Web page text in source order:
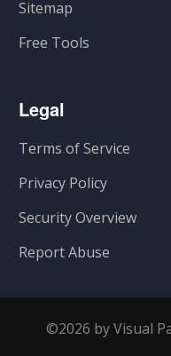
Sitemap
Free Tools
Legal
Terms of Service
Privacy Policy
Security Overview
Report Abuse
©2026 by Visual